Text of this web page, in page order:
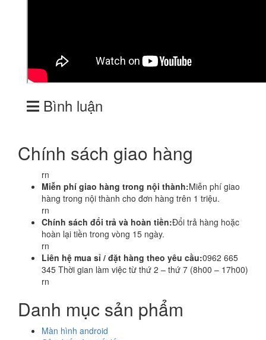
Bình luận
Chính sách giao hàng
rn
Miễn phí giao hàng trong nội thành:Miễn phí giao
hàng trong nội thành cho đơn hàng trên 1 triệu.
rn
Chính sách đổi trả và hoàn tiền:Đổi trả hàng hoặc
hoàn lại tiền trong vòng 15 ngày.
rn
Liên hệ mua sỉ / đặt hàng theo yêu cầu:0962 665
345 Thời gian làm việc từ thứ 2 – thứ 7 (8h00 – 17h00)
rn
Danh mục sản phẩm
Màn hình android